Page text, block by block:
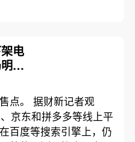
电
确
点。 据财新记者观
京东和拼多多等线上平
百度等搜索引擎上，仍